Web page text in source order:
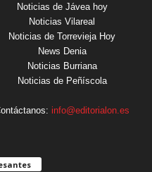
Noticias de Jávea hoy
Noticias Vilareal
Noticias de Torrevieja Hoy
News Denia
Noticias Burriana
Noticias de Peñíscola
info@editorialon.es